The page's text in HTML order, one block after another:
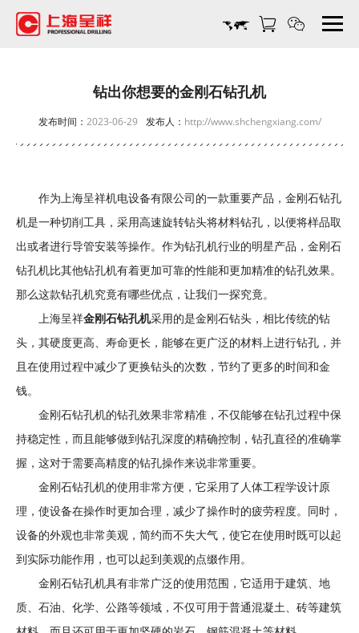
钻出你想要的金刚石钻孔机
发布时间： 2023-06-29 发布人： http://www.shchengxiang.com/
作为上海呈祥机电设备有限公司的一款重要产品，金刚石钻孔
机是一种切削工具，采用高速旋转钻头将材料钻孔，以便将样品取
出或者进行导管安装等操作。作为钻孔机行业的明星产品，金刚石
钻孔机比其他钻孔机有着更加可靠的性能和更加精准的钻孔效果。
那么这款钻孔机究竟有哪些优点，让我们一探究竟。
上海呈祥金刚石钻孔机采用的是金刚石钻头，相比传统的钻
头，其硬度更高、寿命更长，能够在更广泛的材料上进行钻孔，并
且在使用过程中减少了更换钻头的次数，节约了更多的时间和金
钱。
金刚石钻孔机的钻孔效果非常精准，不仅能够在钻孔过程中保
持稳定性，而且能够做到钻孔深度的精确控制，钻孔直径的准确掌
握，这对于需要高精度的钻孔操作来说非常重要。
金刚石钻孔机的使用非常方便，它采用了人体工程学设计原
理，使设备在操作时更加合理，减少了操作时的疲劳程度。同时，
设备的外观也非常美观，简约而不失大气，使它在使用时既可以起
到实际功能作用，也可以起到美观的点缀作用。
金刚石钻孔机具有非常广泛的使用范围，它适用于建筑、地
质、石油、化学、公路等领域，不仅可用于普通混凝土、砖等建筑